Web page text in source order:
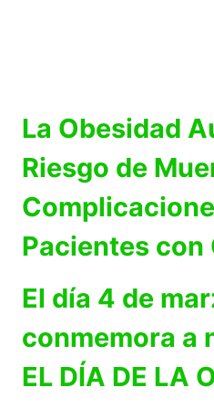
La Obesidad
Riesgo de
Pacientes con
El día 4 de
conmemora a
EL DÍA DE LA